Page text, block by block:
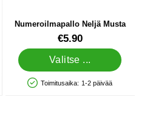
Numeroilmapallo Neljä Musta
Tuote.nro 5759€5.90
Valitse ...
Saatavuus: Varastossa
Toimitusaika: 1-2 päivää